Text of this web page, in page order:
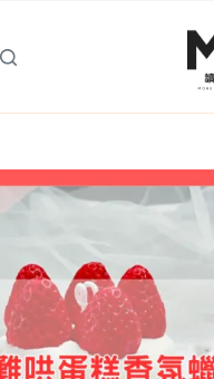
主